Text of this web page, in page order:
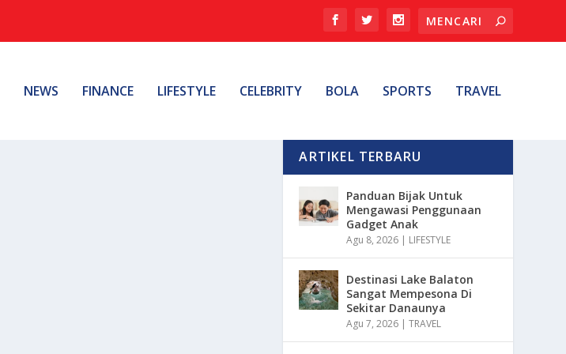
NEWS FINANCE LIFESTYLE CELEBRITY BOLA SPORTS TRAVEL
ARTIKEL TERBARU
Panduan Bijak Untuk
Mengawasi Penggunaan
Gadget Anak
Agu 8, 2026 | LIFESTYLE
Destinasi Lake Balaton
Sangat Mempesona Di
Sekitar Danaunya
Agu 7, 2026 |TRAVEL